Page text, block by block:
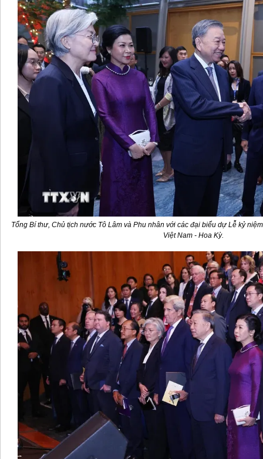
Tổng Bí thư, Chủ tịch nước Tô Lâm và Phu nhân với các đại biểu dự Lễ kỷ
Việt Nam - Hoa Kỳ.